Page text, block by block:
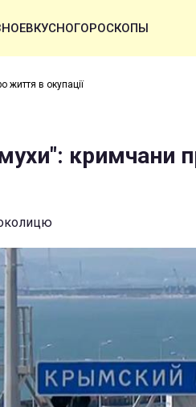
ВКУСНОГОРОСКОПЫ
в окупації
кримчани